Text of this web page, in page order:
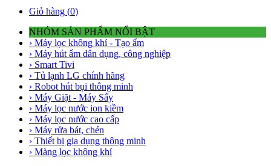
Giỏ hàng (0)
NHÓM SẢN PHẨM NỔI BẬT
› Máy lọc không khí - Tạo ẩm
› Máy hút ẩm dân dụng, công nghiệp
› Smart Tivi
› Tủ lạnh LG chính hãng
› Robot hút bụi thông minh
› Máy Giặt - Máy Sấy
› Máy lọc nước ion kiềm
› Máy lọc nước cao cấp
› Máy rửa bát, chén
› Thiết bị gia dụng thông minh
› Màng lọc không khí